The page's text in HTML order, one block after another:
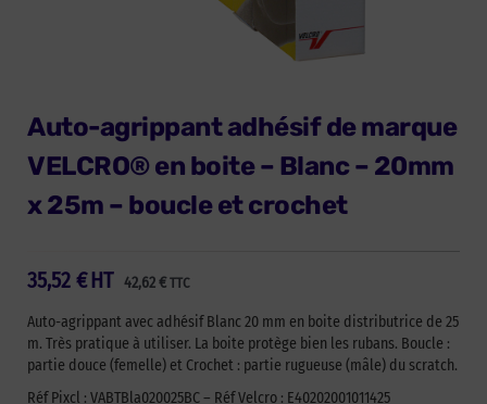
Auto-agrippant adhésif de marque
VELCRO® en boite – Blanc – 20mm
x 25m – boucle et crochet
35,52 € 42,62€ TTC
HT
Auto-agrippant avec adhésif Blanc 20 mm en boite distributrice de 25
m. Très pratique à utiliser. La boite protège bien les rubans. Boucle :
partie douce (femelle) et Crochet : partie rugueuse (mâle) du scratch.
Réf Pixcl : VABTBla020025BC – Réf Velcro : E40202001011425